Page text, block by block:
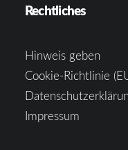
Rechtliches
Hinweis geben
Cookie-Richtlinie
Impressum